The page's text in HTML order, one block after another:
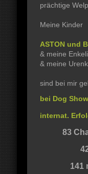
prächtige
Meine Kinder
ASTON und
& meine
& meine
sind bei mir
bei Dog
internat.
83
141